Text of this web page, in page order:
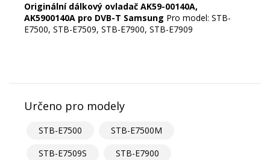
Originální dálkový ovladač AK59-00140A,
AK5900140A pro DVB-T Samsung Pro model: STB-
E7500, STB-E7509, STB-E7900, STB-E7909
Určeno pro modely
STB-E7500
STB-E7500M
STB-E7509S
STB-E7900